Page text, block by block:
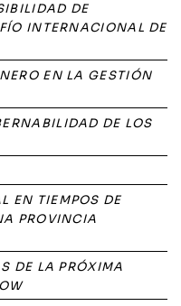
DE
INTERNACIONAL DE
EN LA GESTIÓN
DE LOS
EN TIEMPOS DE
PROVINCIA
DE LA PRÓXIMA